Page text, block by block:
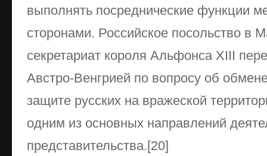
выполнять посреднические функции
сторонами. Российское посольство в
секретариат короля Альфонса XIII
Австро-Венгрией по вопросу об
защите русских на вражеской
одним из основных направлений
представительства.[20]